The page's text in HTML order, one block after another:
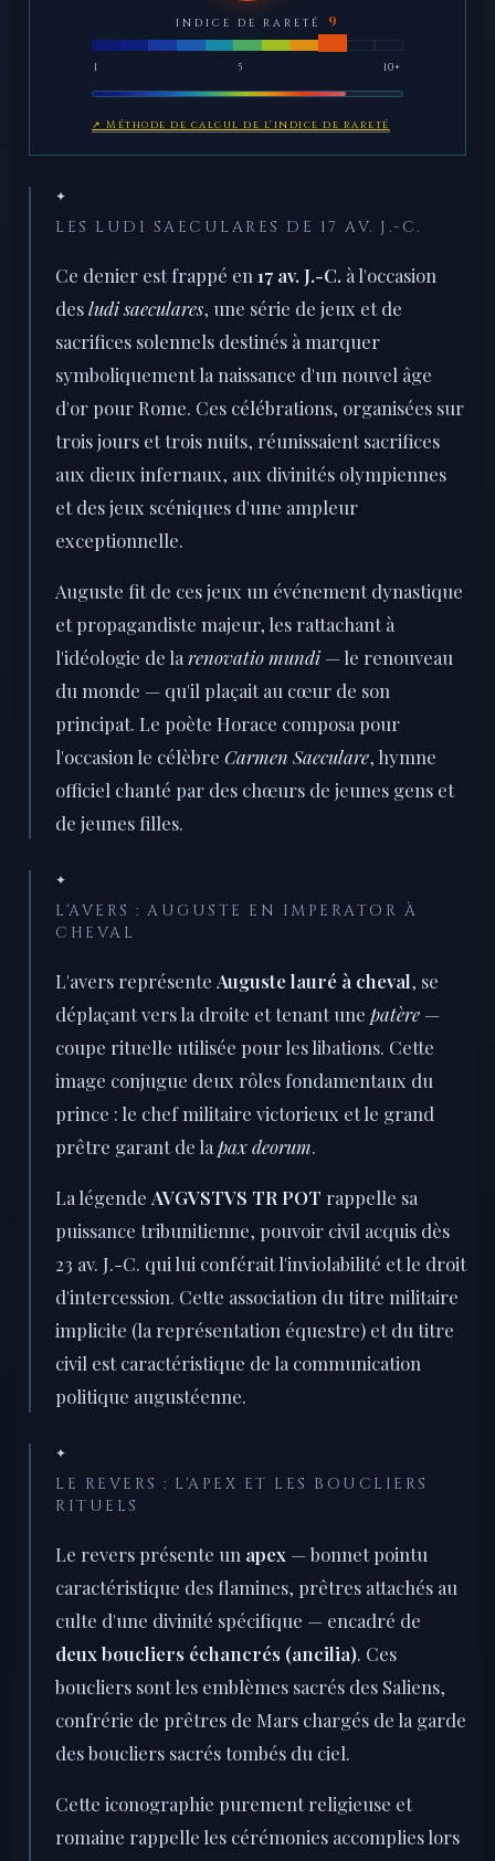
INDICE DE RARETÉ
1 5 10+
↗ Méthode de calcul de l'indice de rareté
✦
LES LUDI SAECULARES DE 17 AV. J.-C.
Ce denier est frappé en17 av. J.-C. à l'occasion
desludi saeculares, une série de jeux et de
sacrifices solennels destinés à marquer
symboliquement la naissance d'un nouvel âge
d'or pour Rome. Ces célébrations, organisées sur
trois jours et trois nuits, réunissaient sacrifices
aux dieux infernaux, aux divinités olympiennes
et des jeux scéniques d'une ampleur
exceptionnelle.
Auguste fit de ces jeux un événement dynastique
et propagandiste majeur, les rattachant à
l'idéologie de larenovatio mundi — le renouveau
du monde — qu'il plaçait au cœur de son
principat. Le poète Horace composa pour
l'occasion le célèbre Carmen Saeculare, hymne
officiel chanté par des chœurs de jeunes gens et
de jeunes filles.
✦
L'AVERS : AUGUSTE EN IMPERATOR À
CHEVAL
L'avers représente Auguste lauré à cheval, se
déplaçant vers la droite et tenant une patère —
coupe rituelle utilisée pour les libations. Cette
image conjugue deux rôles fondamentaux du
prince : le chef militaire victorieux et le grand
prêtre garant de lapax deorum.
La légende AVGVSTVS TR POT rappelle sa
puissance tribunitienne, pouvoir civil acquis dès
23 av. J.-C. qui lui conférait l'inviolabilité et le droit
d'intercession. Cette association du titre militaire
implicite (la représentation équestre) et du titre
civil est caractéristique de la communication
politique augustéenne.
✦
LE REVERS : L'APEX ET LES BOUCLIERS
RITUELS
Le revers présente un apex — bonnet pointu
caractéristique des flamines, prêtres attachés au
culte d'une divinité spécifique — encadré de
deux boucliers échancrés (ancilia). Ces
boucliers sont les emblèmes sacrés des Saliens,
confrérie de prêtres de Mars chargés de la garde
des boucliers sacrés tombés du ciel.
Cette iconographie purement religieuse et
romaine rappelle les cérémonies accomplies lors